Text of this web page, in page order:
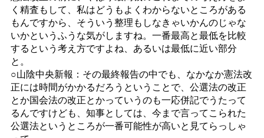
く精査もして、私はどうもよくわからないところがある
もんですから、そういう整理もしなきゃいかんのじゃな
いかというふうな気がしますね。一番最高と最低を比較
するという考え方ですよね、あるいは最低に近い部分
と。
○山陰中央新報：その最終報告の中でも、なかなか憲法改
正には時間がかかるだろうということで、公選法の改正
とか国会法の改正とかっていうのも一応併記でうたって
るんですけども、知事としては、今まで言ってこられた
公選法というところが一番可能性が高いと見てらっしゃ